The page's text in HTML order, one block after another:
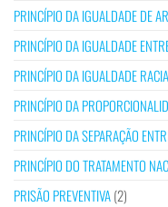
PRINCÍPIO DA IGUALDADE DE
PRINCÍPIO DA IGUALDADE
PRINCÍPIO DA IGUALDADE
PRINCÍPIO DA
PRINCÍPIO DA SEPARAÇÃO
PRINCÍPIO DO TRATAMENTO
PRISÃO PREVENTIVA(2)